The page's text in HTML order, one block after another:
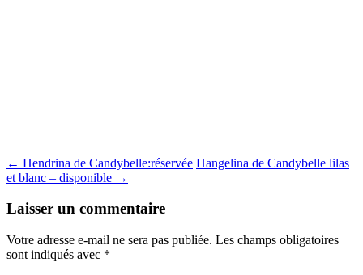
Navigation
des
articles
← Hendrina de Candybelle:réservée Hangelina de Candybelle lilas
et blanc – disponible →
Laisser un commentaire
Votre adresse e-mail ne sera pas publiée. Les champs obligatoires
sont indiqués avec *